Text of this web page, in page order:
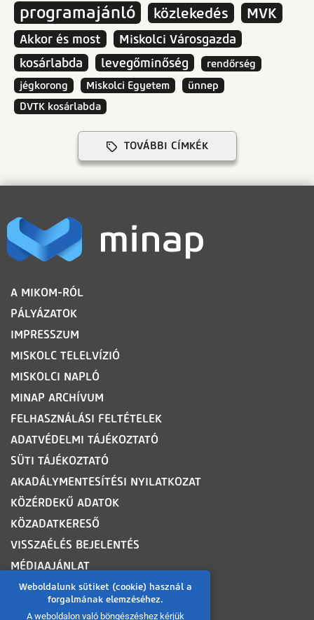
Weboldalunk sütiket (cookie) használ a
forgalmának elemzéséhez.
A weboldalon való böngészéshez kérjük
programajánló
közlekedés MVK
Akkor és most
Miskolci Városgazda
kosárlabda
levegőminőség
rendőrség
jégkorong
Miskolci Egyetem
ünnep
DVTK kosárlabda
TOVÁBBI CÍMKÉK
LÁBLÉC
A MIKOM-RÓL
PÁLYÁZATOK
IMPRESSZUM
MISKOLC TELELVÍZIÓ
MISKOLCI NAPLÓ
MINAP ARCHÍVUM
FELHASZNÁLÁSI FELTÉTELEK
ADATVÉDELMI TÁJÉKOZTATÓ
SÜTI TÁJÉKOZTATÓ
AKADÁLYMENTESÍTÉSI NYILATKOZAT
KÖZÉRDEKŰ ADATOK
KÖZADATKERESŐ
VISSZAÉLÉS BEJELENTÉS
MÉDIAAJÁNLAT
OLDALTÉRKÉP